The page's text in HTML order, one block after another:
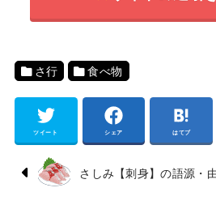
さ行 食べ物
ツイート シェア はてブ
さしみ【刺身】の語源・